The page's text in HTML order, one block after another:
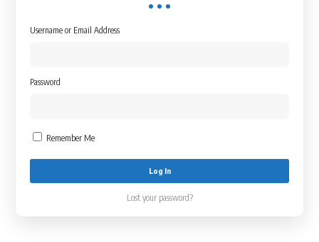
Username or Email Address
Password
Remember Me
Lost your password?